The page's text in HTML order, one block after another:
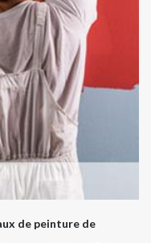
de peinture de